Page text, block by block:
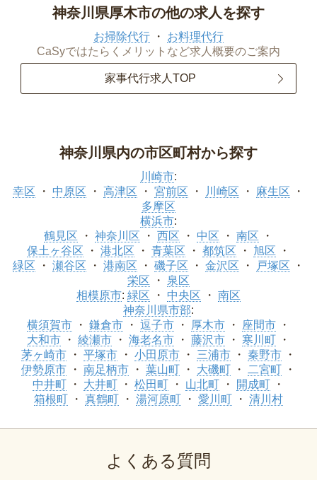
神奈川県厚木市の他の求人を探す
お掃除代行
お料理代行
CaSyではたらくメリットなど求人概要のご案内
家事代行求人TOP
神奈川県内の市区町村から探す
川崎市:
幸区
中原区 高津区 宮前区 川崎区
麻生区
多摩区
横浜市:
鶴見区
神奈川区 西区 中区
南区
保土ヶ谷区
港北区 青葉区 都筑区
旭区
緑区
瀬谷区 港南区 磯子区 金沢区
戸塚区
栄区
泉区
相模原市: 緑区 中央区
南区
神奈川県市部:
横須賀市
鎌倉市 逗子市 厚木市
座間市
大和市
綾瀬市 海老名市 藤沢市
寒川町
茅ヶ崎市
平塚市 小田原市 三浦市
秦野市
伊勢原市
南足柄市 葉山町 大磯町
二宮町
中井町
大井町 松田町 山北町
開成町
箱根町
真鶴町 湯河原町 愛川町 清川村
よくある質問